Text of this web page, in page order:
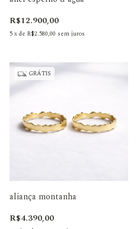
R$12.900,00
5xde R$2.580,00 sem juros
GRÁTIS
aliança montanha
R$4.390,00